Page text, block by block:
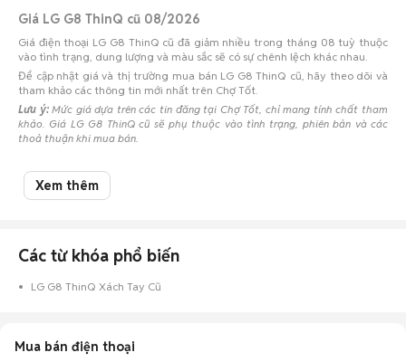
Giá LG G8 ThinQ cũ 08/2026
Giá điện thoại LG G8 ThinQ cũ đã giảm nhiều trong tháng 08 tuỳ thuộc
vào tình trạng, dung lượng và màu sắc sẽ có sự chênh lệch khác nhau.
Để cập nhật giá và thị trường mua bán LG G8 ThinQ cũ, hãy theo dõi và
tham khảo các thông tin mới nhất trên Chợ Tốt.
Lưu ý:Mức giá dựa trên các tin đăng tại Chợ Tốt, chỉ mang tính chất tham
khảo. Giá LG G8 ThinQ cũ sẽ phụ thuộc vào tình trạng, phiên bản và các
thoả thuận khi mua bán.
Mua bán LG G8 ThinQ cũ
Chợ Tốt có 12 tin đăng bán, mua LG G8 ThinQ cũ với nhiều khoảng giá
Xem thêm
Các từ khóa phổ biến
LG G8 ThinQ Xách Tay Cũ
Mua bán điện thoại